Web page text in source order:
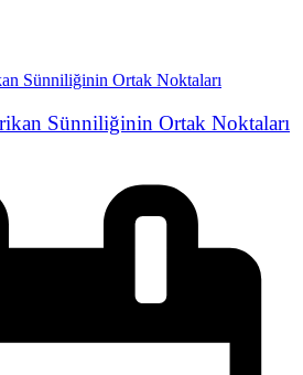
Sünniliğinin Ortak Noktaları